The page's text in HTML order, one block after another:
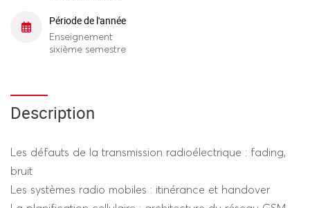
Période de l'année
Enseignement
sixième semestre
Description
Les défauts de la transmission radioélectrique : fading,
bruit
Les systèmes radio mobiles : itinérance et handover